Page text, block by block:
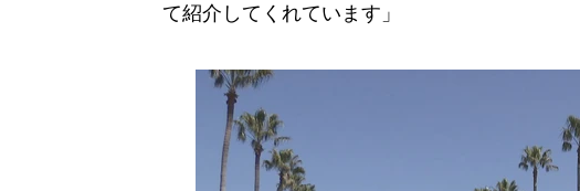
て紹介してくれています」